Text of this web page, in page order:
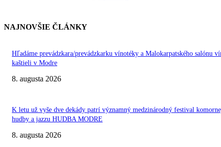
NAJNOVŠIE ČLÁNKY
Hľadáme prevádzkara/prevádzkarku vínotéky a Malokarpatského salónu
kaštieli v Modre
8. augusta 2026
K letu už vyše dve dekády patrí významný medzinárodný festival
hudby a jazzu HUDBA MODRE
8. augusta 2026